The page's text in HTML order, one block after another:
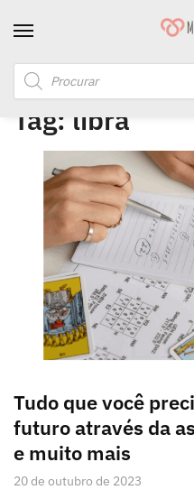
Início Posts marcados com a tag
Tag: libra
Tudo que você
futuro através da
e muito mais
20 de outubro de 2023